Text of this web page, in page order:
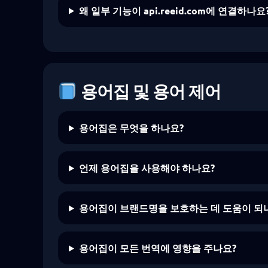
왜 일부 기능이 api.reeid.com에 연결하나요
용어집 및 용어 제어
용어집은 무엇을 하나요?
언제 용어집을 사용해야 하나요?
용어집이 브랜드명을 보호하는 데 도움이 되
용어집이 모든 번역에 영향을 주나요?